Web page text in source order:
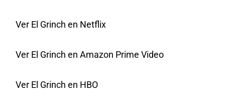
Ver El Grinch en Netflix
Ver El Grinch en Amazon Prime Video
Ver El Grinch en HBO